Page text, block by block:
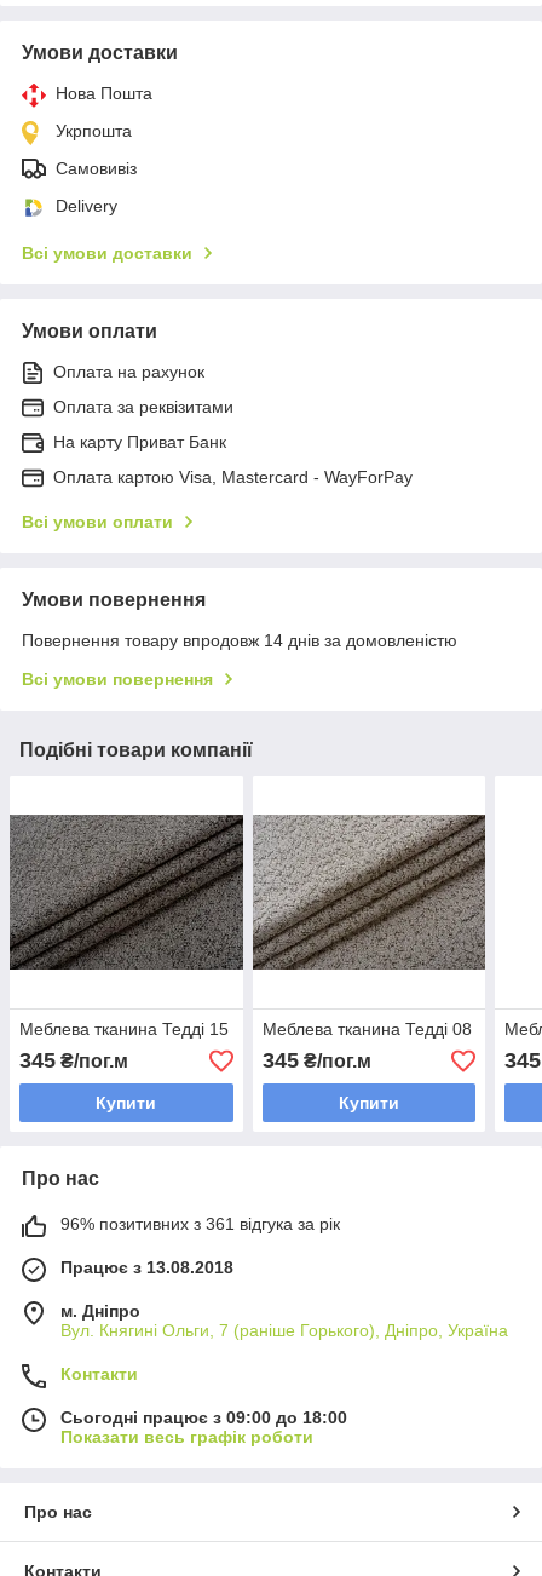
Умови доставки
Нова Пошта
Укрпошта
Самовивіз
Delivery
Всі умови доставки
Умови оплати
Оплата на рахунок
Оплата за реквізитами
На карту Приват Банк
Оплата картою Visa, Mastercard - WayForPay
Всі умови оплати
Умови повернення
Повернення товару впродовж 14 днів за домовленістю
Всі умови повернення
Подібні товари компанії
Меблева тканина Тедді 15
345 ₴/пог.м
Купити
Меблева тканина Тедді 08
345₴/пог.м
Купити
345
Про нас
96% позитивних з 361 відгука за рік
Працює з 13.08.2018
м. Дніпро
Вул. Княгині Ольги, 7 (раніше Горького), Дніпро, Україна
Контакти
Сьогодні працює з 09:00 до 18:00
Показати весь графік роботи
Про нас
Контакти